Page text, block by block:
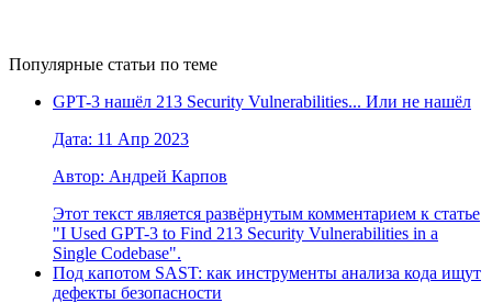
Популярные статьи по теме
GPT-3 нашёл 213 Security Vulnerabilities... Или не нашёл
Дата: 11 Апр 2023
Автор: Андрей Карпов
Этот текст является развёрнутым комментарием к статье
"I Used GPT-3 to Find 213 Security Vulnerabilities in a
Single Codebase".
Под капотом SAST: как инструменты анализа кода ищут
дефекты безопасности